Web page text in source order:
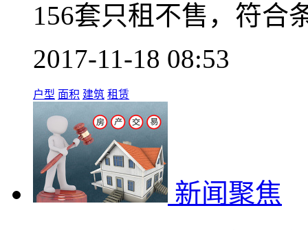
156套只租不售，符合
2017-11-18 08:53
户型 面积 建筑 租赁
新闻聚焦